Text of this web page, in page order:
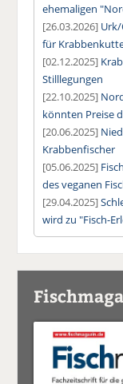
ehemaligen
[26.03.2026]
für
[02.12.2025]
Stilllegungen
[22.10.2025]
könnten Preise
[20.06.2025]
Krabbenfischer
[05.06.2025]
des veganen
[29.04.2025]
wird zu "Fisch-